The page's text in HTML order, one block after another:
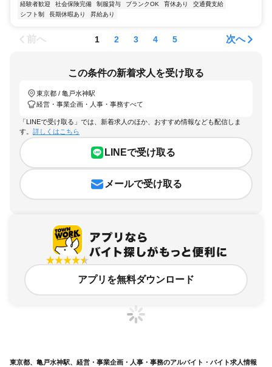
経験者歓迎
社会保険完備 制服貸与 ブランクOK 育休あり
交通費支給
シフト制
長期休暇あり 昇給あり
前へ 1 2 3 4 5 次へ
この条件の新着求人を受け取る
東京都 / 亀戸水神駅
経営・事業企画・人事・事務すべて
「LINEで受け取る」では、新着求人のほか、おすすめ情報なども配信しま
す。 詳しくはこちら
LINEで受け取る
メールで受け取る
アプリを無料ダウンロード
東京都、亀戸水神駅、経営・事業企画・人事・事務のアルバイト・バイト求人情報